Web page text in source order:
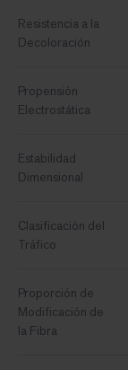
Resistencia a la
Decoloración
Propensión
Electrostática
Estabilidad
Dimensional
Clasificación del
Tráfico
Proporción de
Modificación de
la Fibra